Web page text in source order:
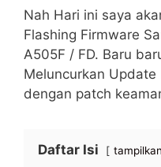
Nah Hari ini saya
Flashing Firmware
A505F / FD. Baru
Meluncurkan
dengan patch
Daftar Isi tampilkan